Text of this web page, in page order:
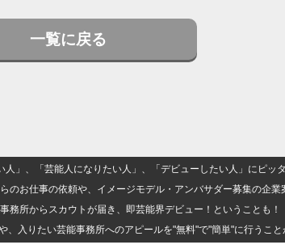
一覧に戻る
」、「芸能人になりたい人」、「デビューしたい人」にピッ
のお仕事の依頼や、イメージモデル・アンバサダー募集の企業
務所からスカウトが届き、即芸能界デビュー！ということも！
入りたい芸能事務所へのアピールを"無料"で"簡単"に行うこと